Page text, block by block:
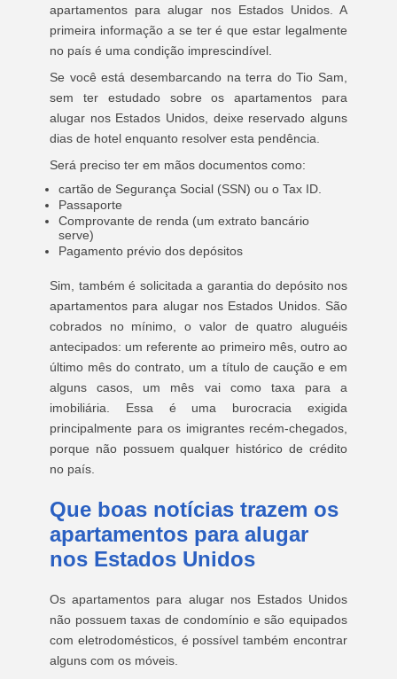
apartamentos para alugar nos Estados Unidos. A
primeira informação a se ter é que estar legalmente
no país é uma condição imprescindível.
Se você está desembarcando na terra do Tio Sam,
sem ter estudado sobre os apartamentos para
alugar nos Estados Unidos, deixe reservado alguns
dias de hotel enquanto resolver esta pendência.
Será preciso ter em mãos documentos como:
cartão de Segurança Social (SSN) ou o Tax ID.
Passaporte
Comprovante de renda (um extrato bancário
serve)
Pagamento prévio dos depósitos
Sim, também é solicitada a garantia do depósito nos
apartamentos para alugar nos Estados Unidos. São
cobrados no mínimo, o valor de quatro aluguéis
antecipados: um referente ao primeiro mês, outro ao
último mês do contrato, um a título de caução e em
alguns casos, um mês vai como taxa para a
imobiliária. Essa é uma burocracia exigida
principalmente para os imigrantes recém-chegados,
porque não possuem qualquer histórico de crédito
no país.
Que boas notícias trazem os
apartamentos para alugar
nos Estados Unidos
Os apartamentos para alugar nos Estados Unidos
não possuem taxas de condomínio e são equipados
com eletrodomésticos, é possível também encontrar
alguns com os móveis.